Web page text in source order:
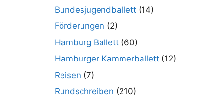
Bundesjugendballett (14)
Förderungen (2)
Hamburg Ballett (60)
Hamburger Kammerballett (12)
Reisen (7)
Rundschreiben (210)